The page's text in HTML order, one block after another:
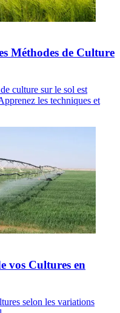
Méthodes de Culture
culture sur le sol est
les techniques et
vos Cultures en
selon les variations